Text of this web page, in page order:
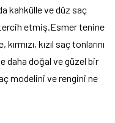
kahkülle ve düz saç
etmiş.Esmer tenine
kızıl saç tonlarını
daha doğal ve güzel bir
modelini ve rengini ne